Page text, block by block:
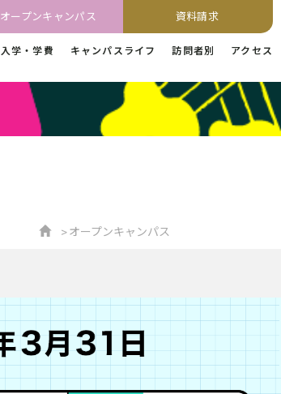
オープンキャンパス 資料請求
入学・学費 キャンパスライフ 訪問者別 アクセス
オープンキャンパス